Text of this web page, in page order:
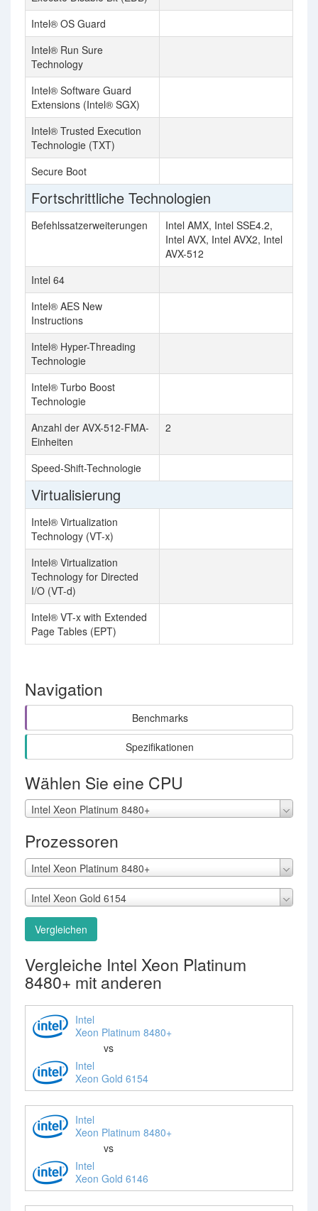
Intel® OS Guard
Intel® Run Sure
Technology
Intel® Software Guard
Extensions (Intel® SGX)
Intel® Trusted Execution
Technologie (TXT)
Secure Boot
Fortschrittliche Technologien
Befehlssatzerweiterungen
Intel AMX, Intel SSE4.2,
Intel AVX, Intel AVX2, Intel
AVX-512
Intel 64
Intel® AES New
Instructions
Intel® Hyper-Threading
Technologie
Intel® Turbo Boost
Technologie
Anzahl der AVX-512-FMA-
Einheiten
2
Speed-Shift-Technologie
Virtualisierung
Intel® Virtualization
Technology (VT-x)
Intel® Virtualization
Technology for Directed
I/O (VT-d)
Intel® VT-x with Extended
Page Tables (EPT)
Navigation
Benchmarks
Spezifikationen
Wählen Sie eine CPU
Intel Xeon Platinum 8480+
Prozessoren
Intel Xeon Platinum 8480+
Intel Xeon Gold 6154
Vergleichen
Vergleiche Intel Xeon Platinum
8480+ mit anderen
Intel
Xeon Platinum 8480+
vs
Intel
Xeon Gold 6154
Intel
Xeon Platinum 8480+
vs
Intel
Xeon Gold 6146